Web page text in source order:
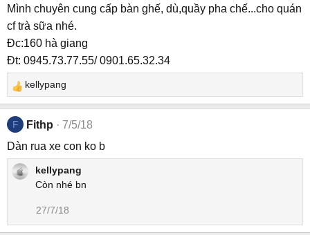
Mình chuyên cung cấp bàn ghế, dù,quầy pha chế...cho quán
cf trà sữa nhé.
Đc:160 hà giang
Đt: 0945.73.77.55/ 0901.65.32.34
R
e
a
c
t
o
kellypang
F Fithp
7/5/18
Dàn rua xe con ko b
kellypang
Còn nhé bn
27/7/18